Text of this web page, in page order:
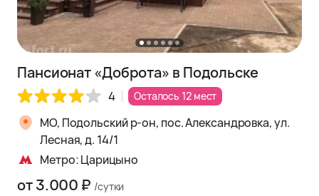
Пансионат «Доброта» в Подольске
4 Осталось 12 мест
МО, Подольский р-он, пос. Александровка, ул.
Лесная, д. 14/1
Метро: Царицыно
от 3.000 ₽ /сутки